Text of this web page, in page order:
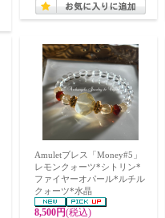
Amuletブレス「Money#5」
レモンクォーツ*シトリン*
ファイヤーオパール*ルチル
クォーツ*水晶
8,500円(税込)